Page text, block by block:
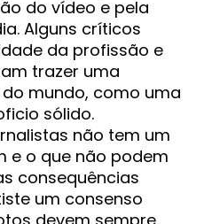
do vídeo e pela
Alguns críticos
da profissão e
trazer uma
mundo, como uma
sólido.
não tem um
e o que não podem
consequências
um consenso